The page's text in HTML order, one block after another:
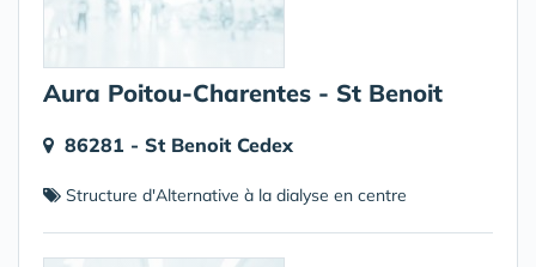
Aura Poitou-Charentes - St Benoit
86281 - St Benoit Cedex
Structure d'Alternative à la dialyse en centre